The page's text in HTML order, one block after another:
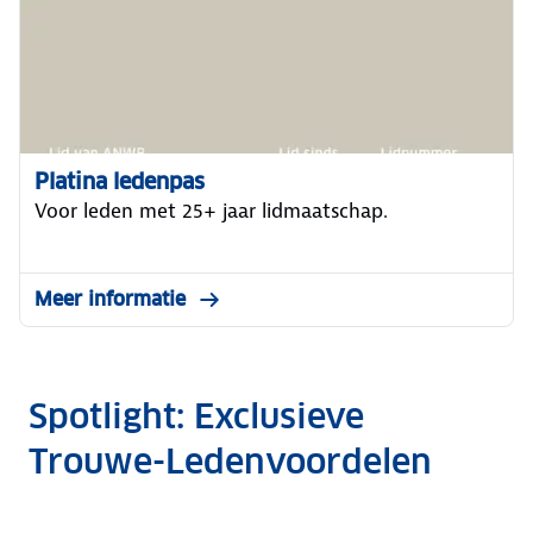
Platina ledenpas
Voor leden met 25+ jaar lidmaatschap.
Meer informatie
Spotlight: Exclusieve
Trouwe-Ledenvoordelen